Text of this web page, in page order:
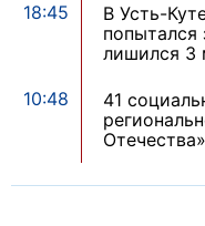
18:45
В Усть-
попытался
лишился 3
10:48
41
Отечества»